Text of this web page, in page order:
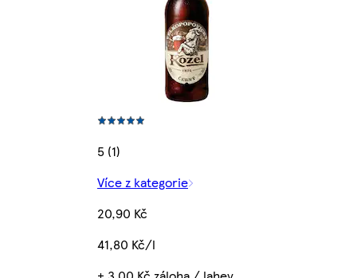
5 (1)
Více z kategorie
20,90 Kč
41,80 Kč/l